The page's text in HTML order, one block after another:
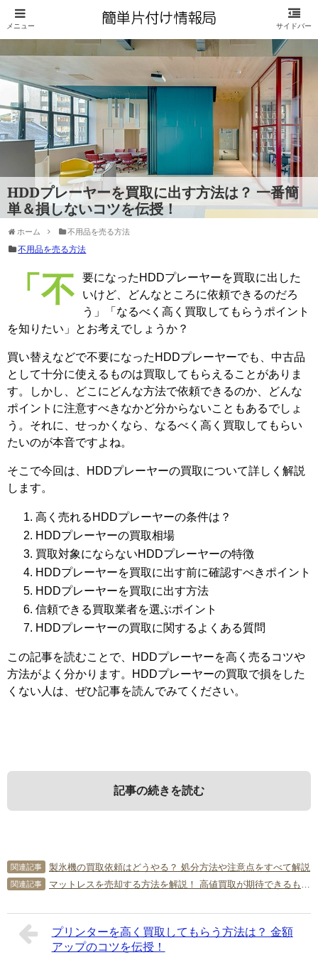
HDDプレーヤーを買取に出す方法は？ 一番簡
単＆損しないコツを伝授！
ホーム 不用品を売る方法
不用品を売る方法
「不要になったHDDプレーヤーを買取に出した
いけど、どんなところに依頼できるのだろ
う」「なるべく高く買取してもらうポイント
を知りたい」とお考えでしょうか？
買い替えなどで不要になったHDDプレーヤーでも、中古品
として十分に使えるものは買取してもらえることがありま
す。しかし、どこにどんな方法で依頼できるのか、どんな
ポイントに注意すべきなかど分からないこともあるでしょ
う。それに、せっかくなら、なるべく高く買取してもらい
たいのが本音ですよね。
そこで今回は、HDDプレーヤーの買取について詳しく解説
します。
高く売れるHDDプレーヤーの条件は？
HDDプレーヤーの買取相場
買取対象にならないHDDプレーヤーの特徴
HDDプレーヤーを買取に出す前に確認すべきポイント
HDDプレーヤーを買取に出す方法
信頼できる買取業者を選ぶポイント
HDDプレーヤーの買取に関するよくある質問
この記事を読むことで、HDDプレーヤーを高く売るコツや
方法がよく分かります。HDDプレーヤーの買取で損をした
くない人は、ぜひ記事を読んでみてください。
記事の続きを読む
1．高く売れるHDDプレーヤーの条件
は？
く見ていきましょう。
3．買取対象にならないHDDプレーヤ
ーの特徴
きましょう。
5．HDDプレーヤーを買取に出す方法
ていきましょう。
7．HDDプレーヤーの買取に関するよ
くある質問
す。それぞれ参考にしてください。
関連記事 製氷機の買取依頼はどうやる？ 処分方法や注意点をすべて解説
関連記事 マットレスを売却する方法を解説！ 高値買取が期待できるものは？
プリンターを高く買取してもらう方法は？ 金額
アップのコツを伝授！